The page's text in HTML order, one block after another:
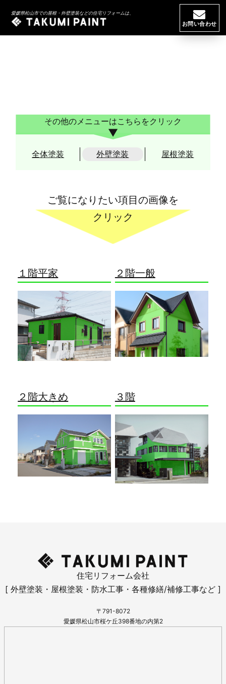
愛媛県松山市での屋根・外壁塗装などの住宅リフォームは、
お問い合わせ
HOME//施工金額 //外壁
その他のメニューはこちらをクリック
全体塗装 外壁塗装 屋根塗装
ご覧になりたい項目の画像を
クリック
１階平家 ２階一般
２階大きめ ３階
住宅リフォーム会社
[ 外壁塗装・屋根塗装・防水工事・各種修繕/補修工事など ]
〒791-8072
愛媛県松山市桜ケ丘398番地の内第2